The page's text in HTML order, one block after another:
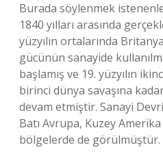
Burada söylenmek
1840 yılları arasında
yüzyılın ortalarında
gücünün sanayide
başlamış ve 19. yüzyılın
birinci dünya savaşına
devam etmiştir. Sanayi
Batı Avrupa, Kuzey
bölgelerde de